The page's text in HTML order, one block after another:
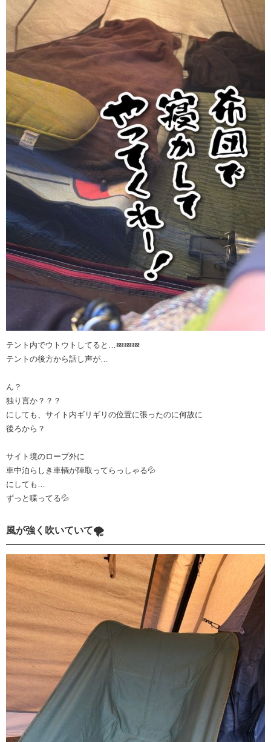
テント内でウトウトしてると…💤💤💤
テントの後方から話し声が…
ん？
独り言か？？？
にしても、サイト内ギリギリの位置に張ったのに何故に
後ろから？
サイト境のロープ外に
車中泊らしき車輌が陣取ってらっしゃる💦
にしても…
ずっと喋ってる💦
風が強く吹いていて🌪️